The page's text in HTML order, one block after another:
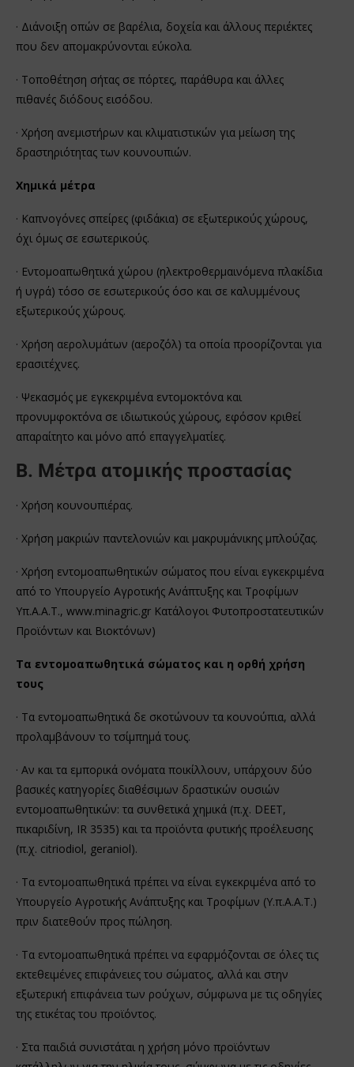
· Διάνοιξη οπών σε βαρέλια, δοχεία και άλλους περιέκτες
που δεν απομακρύνονται εύκολα.
· Τοποθέτηση σήτας σε πόρτες, παράθυρα και άλλες
πιθανές διόδους εισόδου.
· Χρήση ανεμιστήρων και κλιματιστικών για μείωση της
δραστηριότητας των κουνουπιών.
Χημικά μέτρα
· Καπνογόνες σπείρες (φιδάκια) σε εξωτερικούς χώρους,
όχι όμως σε εσωτερικούς.
· Εντομοαπωθητικά χώρου (ηλεκτροθερμαινόμενα πλακίδια
ή υγρά) τόσο σε εσωτερικούς όσο και σε καλυμμένους
εξωτερικούς χώρους.
· Χρήση αερολυμάτων (αεροζόλ) τα οποία προορίζονται για
ερασιτέχνες.
· Ψεκασμός με εγκεκριμένα εντομοκτόνα και
προνυμφοκτόνα σε ιδιωτικούς χώρους, εφόσον κριθεί
απαραίτητο και μόνο από επαγγελματίες.
Β. Μέτρα ατομικής προστασίας
· Χρήση κουνουπιέρας.
· Χρήση μακριών παντελονιών και μακρυμάνικης μπλούζας.
· Χρήση εντομοαπωθητικών σώματος που είναι εγκεκριμένα
από το Υπουργείο Αγροτικής Ανάπτυξης και Τροφίμων
Υπ.Α.Α.Τ., www.minagric.gr Κατάλογοι Φυτοπροστατευτικών
Προϊόντων και Βιοκτόνων)
Τα εντομοαπωθητικά σώματος και η ορθή χρήση
τους
· Τα εντομοαπωθητικά δε σκοτώνουν τα κουνούπια, αλλά
προλαμβάνουν το τσίμπημά τους.
· Αν και τα εμπορικά ονόματα ποικίλλουν, υπάρχουν δύο
βασικές κατηγορίες διαθέσιμων δραστικών ουσιών
εντομοαπωθητικών: τα συνθετικά χημικά (π.χ. DEET,
πικαριδίνη, IR 3535) και τα προϊόντα φυτικής προέλευσης
(π.χ. citriodiol, geraniol).
· Τα εντομοαπωθητικά πρέπει να είναι εγκεκριμένα από το
Υπουργείο Αγροτικής Ανάπτυξης και Τροφίμων (Υ.π.Α.Α.Τ.)
πριν διατεθούν προς πώληση.
· Τα εντομοαπωθητικά πρέπει να εφαρμόζονται σε όλες τις
εκτεθειμένες επιφάνειες του σώματος, αλλά και στην
εξωτερική επιφάνεια των ρούχων, σύμφωνα με τις οδηγίες
της ετικέτας του προϊόντος.
· Στα παιδιά συνιστάται η χρήση μόνο προϊόντων